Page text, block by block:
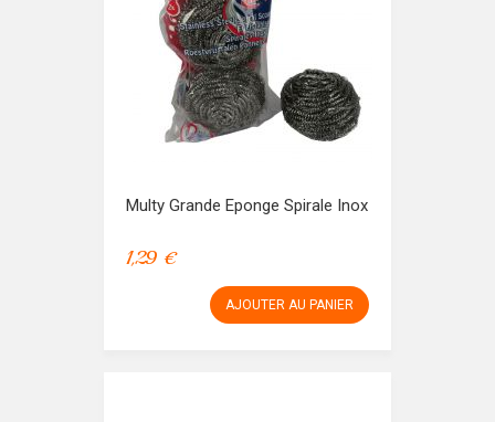
Multy Grande Eponge Spirale Inox
1,29 €
AJOUTER AU PANIER